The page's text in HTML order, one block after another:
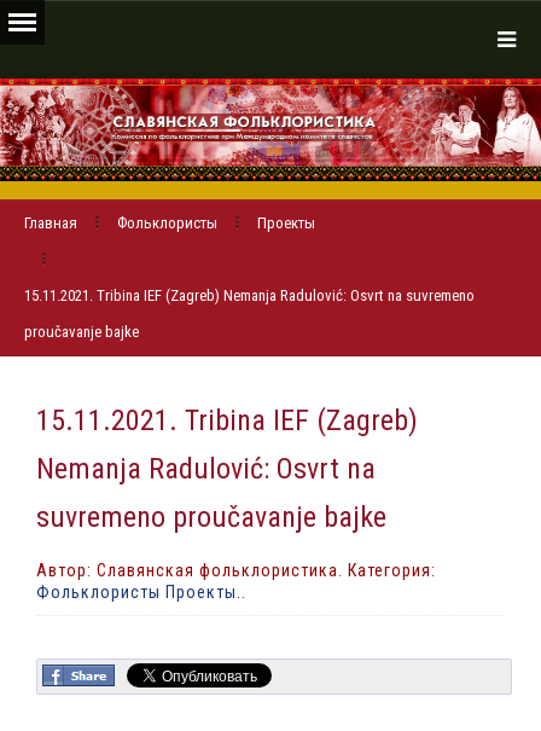
Главная Фольклористы Проекты
15.11.2021. Tribina IEF (Zagreb) Nemanja Radulović: Osvrt na suvremeno
proučavanje bajke
15.11.2021. Tribina IEF (Zagreb)
Nemanja Radulović: Osvrt na
suvremeno proučavanje bajke
Автор: Славянская фольклористика. Категория:
Фольклористы Проекты